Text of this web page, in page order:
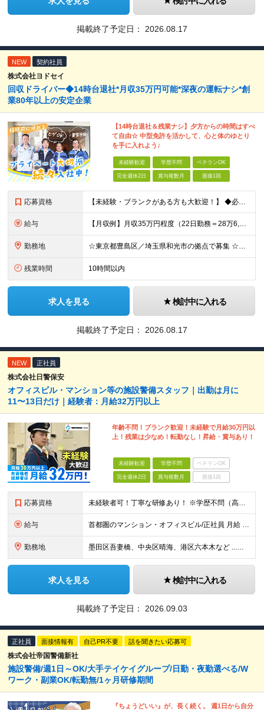
掲載終了予定日： 2026.08.17
NEW 契約社員
株式会社ヨドセイ
回収ドライバー◆14時台退社*月収35万円可能*深夜の運転ナシ*創
業80年以上の安定企業
【14時台退社＆残業ナシ】夕方からの時間はすべ
て自由☆ 中型免許を活かして、心と体のゆとり
を手に入れよう♪
未経験歓迎 学歴不問 ベテランOK
完全週休2日 賞与複数月 面接1回
応募資格 【未経験・ブランクがある方も大歓迎！】 ◆必須条件：準中型免許以上をお持ちの方 ※学歴・年齢・性別・職歴はいっさい不問です！ ★こんな方にピッタリ★ ・毎日決まった時間に帰ってプライベートを楽しみた
給与 【月収例】月収35万円程度（22日勤務＝28万6,000円＋各種手当） ★年収460万円の先輩も活躍中です！ ★通勤手当（全額）、家族手当（配偶者：1万4000円/子：9000円）、休日出勤手当など各
勤務地 ☆東京都豊島区／埼玉県和光市の拠点で募集 ☆バイク・自転車通勤OK！ ☆交通費全額支給 【本社／池袋営業所】 東京都豊島区東池袋2-38-20 【和光事務所】 埼玉県和光市新倉7-9-1 ※勤務
残業時間 10時間以内
求人を見る 検討中に入れる
掲載終了予定日： 2026.08.17
NEW 正社員
株式会社日警保安
オフィスビル・マンション等の施設警備スタッフ｜出勤は月に
11〜13日だけ｜経験者：月給32万円以上
年齢不問！ブランク歓迎！未経験で月給30万円以
上！残業は少なめ！転勤なし！昇給・賞与あり！
未経験歓迎 学歴不問 ベテランOK
完全週休2日 賞与複数月 面接1回
応募資格 未経験者可！丁寧な研修あり！ ※学歴不問（高卒OK） ※年齢不問（20代、30代、40代、50代まで幅広い世代が活躍中）
給与 首都圏のマンション・オフィスビル/正社員 月給 320,000円～（自衛消防技術資格者・経験者） 月給 300,000円～（未経験者） ※固定残業代30h含む 昇給あり 賞与あり
勤務地 墨田区吾妻橋、中央区晴海、港区六本木など ...他複数あり
求人を見る 検討中に入れる
掲載終了予定日： 2026.09.03
正社員 面接情報有 自己PR不要 話を聞きたい応募可
株式会社帝国警備新社
施設警備/週1日～OK/大手テイケイグループ/日勤・夜勤選べる/W
ワーク・副業OK/転勤無/1ヶ月研修期間
『ちょうどいい』が、長く続く。 週1日から自分